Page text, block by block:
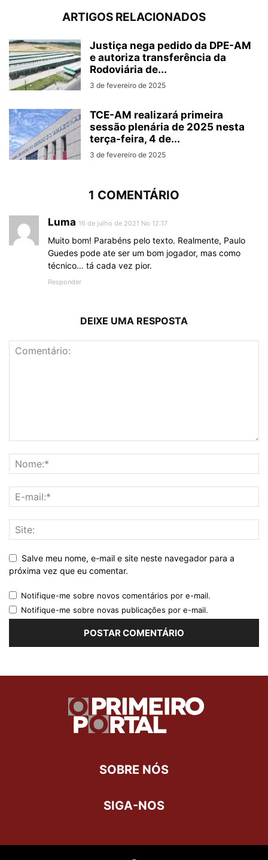
ARTIGOS RELACIONADOS
Justiça nega pedido da DPE-AM
e autoriza transferência da
Rodoviária de...
3 de fevereiro de 2025
TCE-AM realizará primeira
sessão plenária de 2025 nesta
terça-feira, 4 de...
3 de fevereiro de 2025
1 COMENTÁRIO
Luma 16 de julho de 2021 No 12:17
Muito bom! Parabéns pelo texto. Realmente, Paulo
Guedes pode ate ser um bom jogador, mas como
técnico… tá cada vez pior.
Responder
DEIXE UMA RESPOSTA
Salve meu nome, e-mail e site neste navegador para a
próxima vez que eu comentar.
Notifique-me sobre novos comentários por e-mail.
Notifique-me sobre novas publicações por e-mail.
SOBRE NÓS
SIGA-NOS